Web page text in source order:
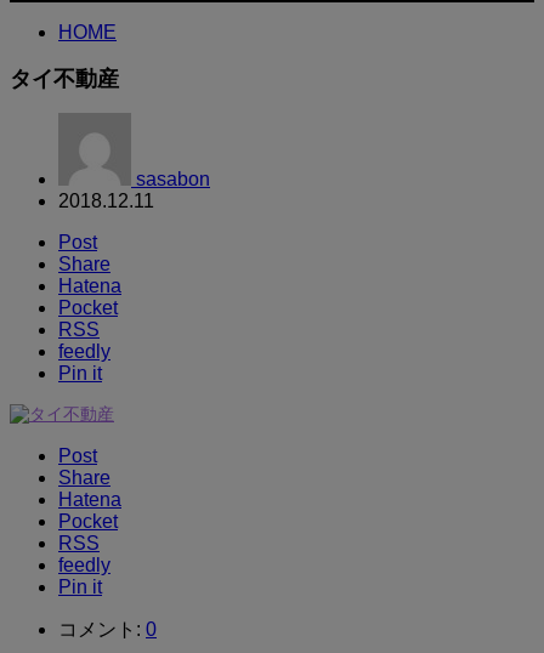
HOME
タイ不動産
sasabon
2018.12.11
Post
Share
Hatena
Pocket
RSS
feedly
Pin it
Post
Share
Hatena
Pocket
RSS
feedly
Pin it
コメント: 0